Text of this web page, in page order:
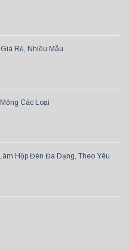
Rẻ, Nhiều Mẫu
Các Loại
Hộp Đèn Đa Dạng, Theo Yêu